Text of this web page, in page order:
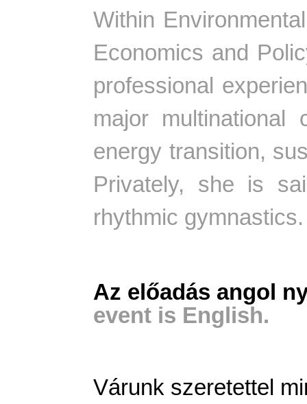
Within
Economics and
professional
major multinational
energy transition,
Privately, she is
rhythmic gymnastics.
Az előadás angol
event is English.
Várunk szeretettel